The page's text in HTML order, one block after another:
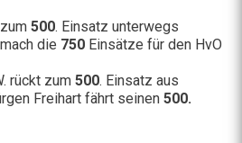
500. Einsatz unterwegs
die 750 Einsätze für den HvO
rückt zum 500. Einsatz aus
Freihart fährt seinen 500.